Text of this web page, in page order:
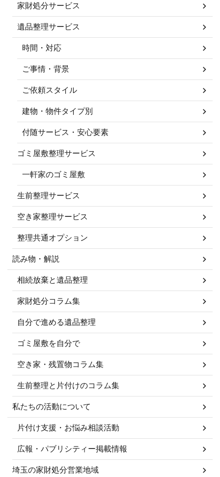
家財処分サービス
遺品整理サービス
時間・対応
ご事情・背景
ご依頼スタイル
建物・物件タイプ別
付随サービス・安心要素
ゴミ屋敷整理サービス
一軒家のゴミ屋敷
生前整理サービス
空き家整理サービス
整理共通オプション
読み物・解説
相続放棄と遺品整理
家財処分コラム集
自分で進める遺品整理
ゴミ屋敷を自分で
空き家・残置物コラム集
生前整理と片付けのコラム集
私たちの活動について
片付け支援・お悩み相談活動
広報・パブリシティー掲載情報
埼玉の家財処分営業地域